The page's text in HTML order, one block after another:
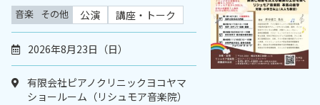
音楽 その他 公演 講座・トーク
2026年8月23日（日）
有限会社ピアノクリニックヨコヤマ
ショールーム（リシュモア音楽院）